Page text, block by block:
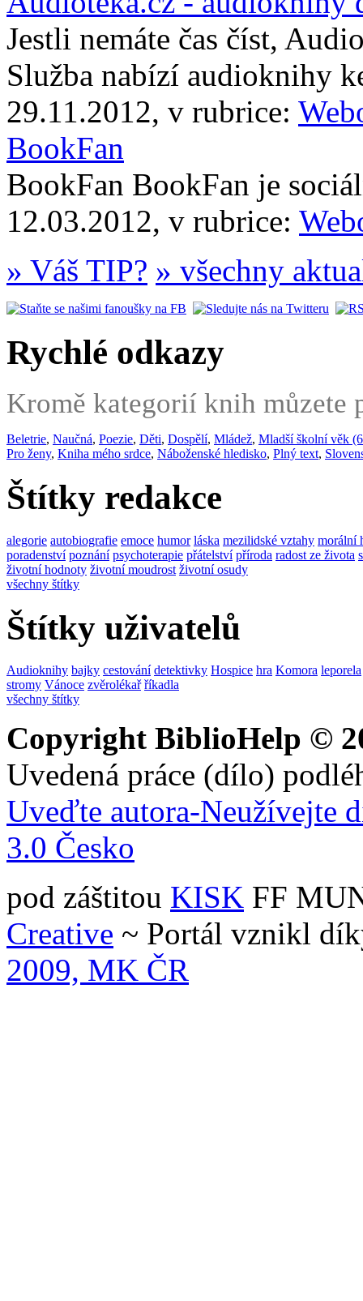
Jestli nemáte čas číst,
Služba nabízí audioknihy
29.11.2012, v rubrice:
BookFan
BookFan BookFan je
12.03.2012, v rubrice:
» Váš TIP? » všechny
Rychlé odkazy
Kromě kategorií knih můzete
Beletrie, Naučná, Poezie, Děti, Dospělí, Mládež, Mladší školní věk
Pro ženy, Kniha mého srdce, Náboženské hledisko, Plný text,
Štítky redakce
alegorie autobiografie emoce humor láska mezilidské vztahy morální
poradenství poznání psychoterapie přátelství příroda radost ze života
životní hodnoty životní moudrost životní osudy
všechny štítky
Štítky uživatelů
Audioknihy bajky cestování detektivky Hospice hra Komora leporela
stromy Vánoce zvěrolékař říkadla
všechny štítky
Copyright BiblioHelp ©
Uvedená práce (dílo)
Uveďte autora-Neužívejte
3.0 Česko
pod záštitou KISK FF
Creative ~ Portál vznikl
2009, MK ČR